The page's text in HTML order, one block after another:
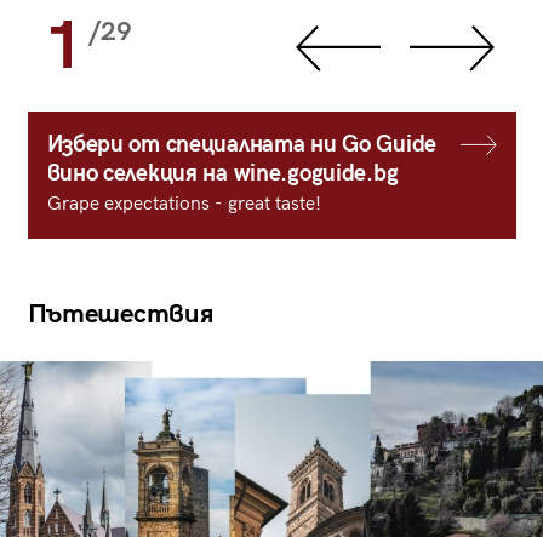
1 /29
Избери от специалната ни Go Guide
вино селекция на wine.goguide.bg
Grape expectations - great taste!
Пътешествия